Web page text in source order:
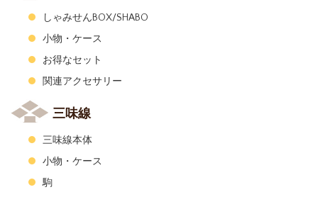
しゃみせんBOX/SHABO
小物・ケース
お得なセット
関連アクセサリー
三味線
三味線本体
小物・ケース
駒